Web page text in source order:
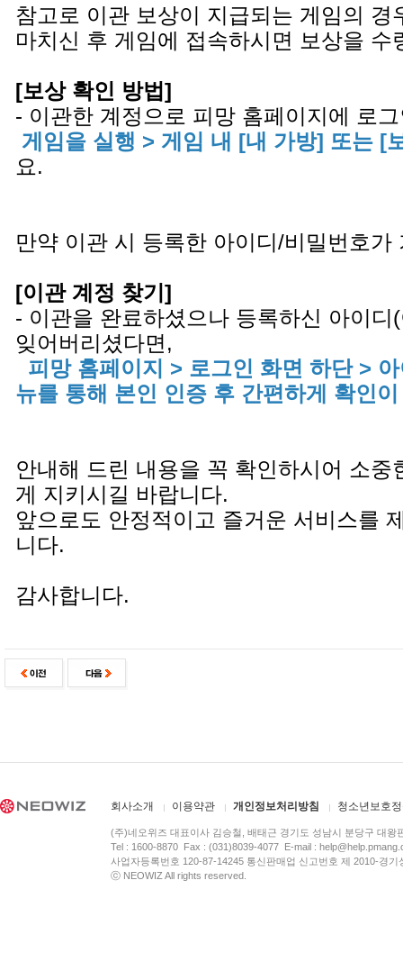
참고로 이관 보상이 지급되는 게임의 경
마치신 후 게임에 접속하시면 보상을 수
[보상 확인 방법]
- 이관한 계정으로 피망 홈페이지에 로
게임을 실행 > 게임 내 [내 가방] 또는 [
요.
만약 이관 시 등록한 아이디/비밀번호가
[이관 계정 찾기]
- 이관을 완료하셨으나 등록하신 아이디
잊어버리셨다면,
피망 홈페이지 > 로그인 화면 하단 >
뉴를 통해 본인 인증 후 간편하게 확인
안내해 드린 내용을 꼭 확인하시어 소중
게 지키시길 바랍니다.
앞으로도 안정적이고 즐거운 서비스를
니다.
감사합니다.
회사소개 이용약관 개인정보처리방침 청소년보호
(주)네오위즈 대표이사 김승철, 배태근 경기도 성남시 분당구 대왕
Tel : 1600-8870 Fax : (031)8039-4077 E-mail :
사업자등록번호 120-87-14245 통신판매업 신고번호 제 2010-경
ⓒ NEOWIZ All rights reserved.